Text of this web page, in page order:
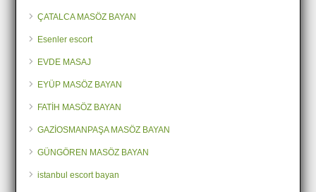
ÇATALCA MASÖZ BAYAN
Esenler escort
EVDE MASAJ
EYÜP MASÖZ BAYAN
FATİH MASÖZ BAYAN
GAZİOSMANPAŞA MASÖZ BAYAN
GÜNGÖREN MASÖZ BAYAN
istanbul escort bayan